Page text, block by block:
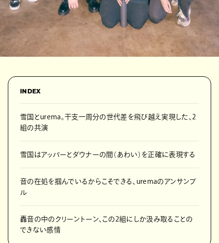
INDEX
雪国とurema。干支一周分の世代差を飛び越え実現した、2
組の共演
雪国はアッパーとダウナーの間（あわい）を正確に表現する
音の在処を掴んでいるからこそできる、uremaのアンサンブ
ル
轟音の中のクリーントーン、この2組にしか汲み取ることの
できない感情